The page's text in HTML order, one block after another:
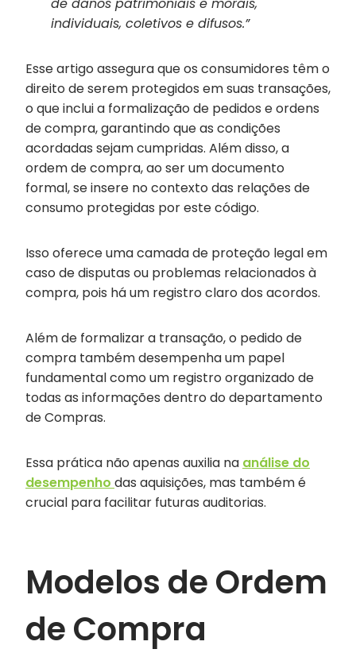
individuais, coletivos e difusos.”
Esse artigo assegura que os consumidores têm o
direito de serem protegidos em suas transações,
o que inclui a formalização de pedidos e ordens
de compra, garantindo que as condições
acordadas sejam cumpridas. Além disso, a
ordem de compra, ao ser um documento
formal, se insere no contexto das relações de
consumo protegidas por este código.
Isso oferece uma camada de proteção legal em
caso de disputas ou problemas relacionados à
compra, pois há um registro claro dos acordos.
Além de formalizar a transação, o pedido de
compra também desempenha um papel
fundamental como um registro organizado de
todas as informações dentro do departamento
de Compras.
Essa prática não apenas auxilia na análise do
desempenho das aquisições, mas também é
crucial para facilitar futuras auditorias.
Modelos de Ordem
de Compra